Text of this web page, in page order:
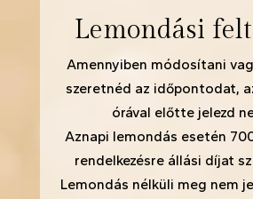
Lemondási
Amennyiben módosítani
szeretnéd az időpontodat,
órával előtte jelezd
Aznapi lemondás esetén
rendelkezésre állási díjat
Lemondás nélküli meg nem